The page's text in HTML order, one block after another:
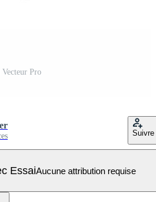
Pro
Suivre
EssaiAucune attribution requise